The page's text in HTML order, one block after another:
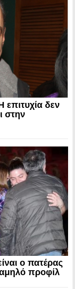
δεν
στην
ο πατέρας
προφίλ